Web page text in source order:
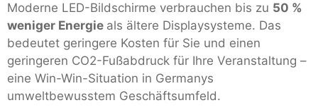
Moderne LED-Bildschirme verbrauchen bis zu 50 %
weniger Energie als ältere Displaysysteme. Das
bedeutet geringere Kosten für Sie und einen
geringeren CO2-Fußabdruck für Ihre Veranstaltung –
eine Win-Win-Situation in Germanys
umweltbewusstem Geschäftsumfeld.